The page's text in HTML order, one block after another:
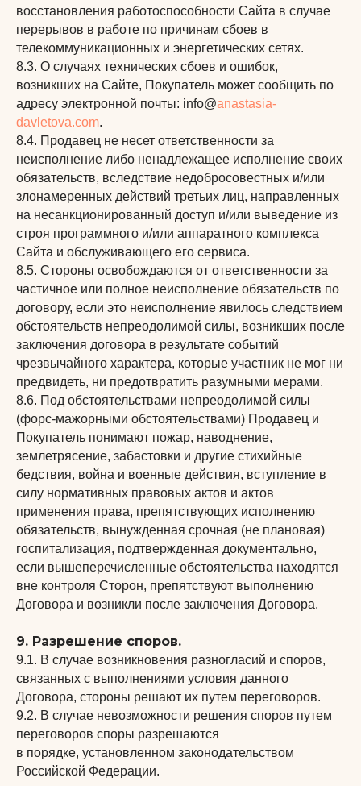
восстановления работоспособности Сайта в случае
перерывов в работе по причинам сбоев в
телекоммуникационных и энергетических сетях.
8.3. О случаях технических сбоев и ошибок,
возникших на Сайте, Покупатель может сообщить по
адресу электронной почты: info@anastasia-
davletova.com.
8.4. Продавец не несет ответственности за
неисполнение либо ненадлежащее исполнение своих
обязательств, вследствие недобросовестных и/или
злонамеренных действий третьих лиц, направленных
на несанкционированный доступ и/или выведение из
строя программного и/или аппаратного комплекса
Сайта и обслуживающего его сервиса.
8.5. Стороны освобождаются от ответственности за
частичное или полное неисполнение обязательств по
договору, если это неисполнение явилось следствием
обстоятельств непреодолимой силы, возникших после
заключения договора в результате событий
чрезвычайного характера, которые участник не мог ни
предвидеть, ни предотвратить разумными мерами.
8.6. Под обстоятельствами непреодолимой силы
(форс-мажорными обстоятельствами) Продавец и
Покупатель понимают пожар, наводнение,
землетрясение, забастовки и другие стихийные
бедствия, война и военные действия, вступление в
силу нормативных правовых актов и актов
применения права, препятствующих исполнению
обязательств, вынужденная срочная (не плановая)
госпитализация, подтвержденная документально,
если вышеперечисленные обстоятельства находятся
вне контроля Сторон, препятствуют выполнению
Договора и возникли после заключения Договора.
9. Разрешение споров.
9.1. В случае возникновения разногласий и споров,
связанных с выполнениями условия данного
Договора, стороны решают их путем переговоров.
9.2. В случае невозможности решения споров путем
переговоров споры разрешаются
в порядке, установленном законодательством
Российской Федерации.